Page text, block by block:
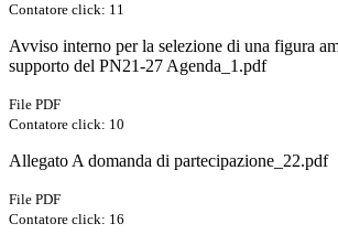
Contatore click: 11
Avviso interno per la selezione di una figura
supporto del PN21-27 Agenda_1.pdf
File PDF
Contatore click: 10
Allegato A domanda di partecipazione_22.pdf
File PDF
Contatore click: 16